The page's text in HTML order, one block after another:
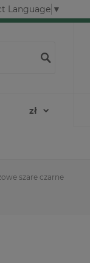
Language ▼
szare czarne